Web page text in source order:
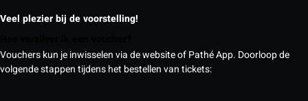
Veel plezier bij de voorstelling!
Vouchers kun je inwisselen via de website of Pathé App. Doorloop de
volgende stappen tijdens het bestellen van tickets: